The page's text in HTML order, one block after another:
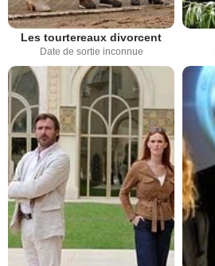
Les tourtereaux divorcent
Date de sortie inconnue